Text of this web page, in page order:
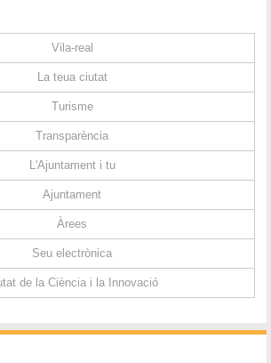
Vila-real
La teua ciutat
Turisme
Transparència
L'Ajuntament i tu
Ajuntament
Àrees
Seu electrònica
de la Ciència i la Innovació